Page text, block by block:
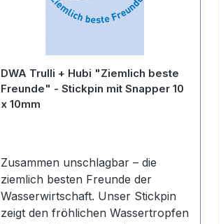
DWA Trulli + Hubi "Ziemlich beste
Freunde" - Stickpin mit Snapper 10
x 10mm
Zusammen unschlagbar – die
ziemlich besten Freunde der
Wasserwirtschaft. Unser Stickpin
zeigt den fröhlichen Wassertropfen